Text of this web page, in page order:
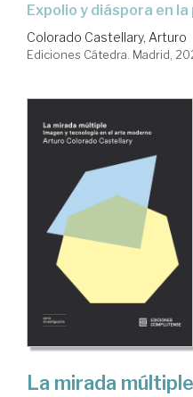
expolio y diáspora en
Colorado Castellary, Arturo
Ediciones Cátedra. Madrid,
La mirada múltiple